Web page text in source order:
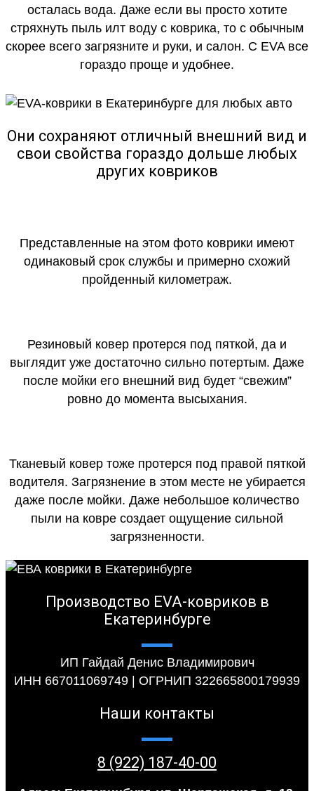
осталась вода. Даже если вы просто хотите
стряхнуть пыль илт воду с коврика, то с обычным
скорее всего загрязните и руки, и салон. С EVA все
гораздо проще и удобнее.
Они сохраняют отличный внешний вид и
свои свойства гораздо дольше любых
других ковриков
Представленные на этом фото коврики имеют
одинаковый срок службы и примерно схожий
пройденный километраж.
Резиновый ковер протерся под пяткой, да и
выглядит уже достаточно сильно потертым. Даже
после мойки его внешний вид будет “свежим”
ровно до момента высыхания.
Тканевый ковер тоже протерся под правой пяткой
водителя. Загрязнение в этом месте не убирается
даже после мойки. Даже небольшое количество
пыли на ковре создает ощущение сильной
загрязненности.
Производство EVA-ковриков в
Екатеринбурге
ИП Гайдай Денис Владимирович
ИНН 667011069749 | ОГРНИП 322665800179939
Наши контакты
8 (922) 187-40-00